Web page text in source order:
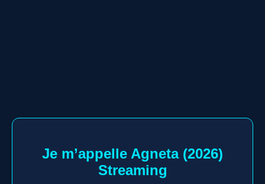
Je m’appelle Agneta (2026)
Streaming